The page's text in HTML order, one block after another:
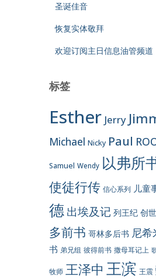
圣诞佳音
恢复实体敬拜
欢迎订阅主日信息油管频道
标签
Esther Jerry
Michael Nicky Paul
Samuel Wendy 以弗所
使徒行传 信心系列 儿童
德 出埃及记 列王纪 创
多前书 哥林多后书 尼希
书 弟兄组 彼得前书 撒母耳记上
牧师 王泽中 王滨 王震